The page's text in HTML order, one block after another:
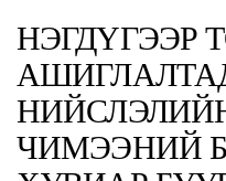
НЭГДҮГЭЭР
ЧИМЭЭНИЙ